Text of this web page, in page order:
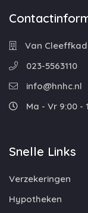
Van
023-5563110
info@hnhc.nl
Ma - Vr 9:00 -
Snelle Links
Verzekeringen
Hypotheken